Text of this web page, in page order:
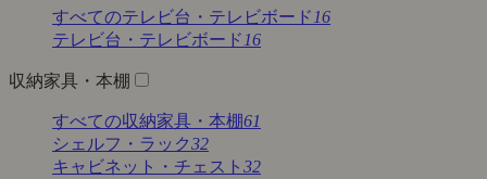
すべてのテレビ台・テレビボード 16
テレビ台・テレビボード 16
収納家具・本棚
すべての収納家具・本棚61
シェルフ・ラック32
キャビネット・チェスト 32